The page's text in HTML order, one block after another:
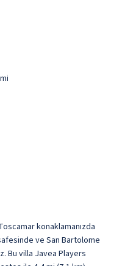
konaklamanızda
ve San Bartolome
Bu villa Javea Players